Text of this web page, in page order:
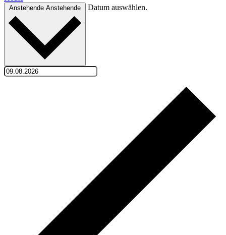
Anstehende Anstehende Datum auswählen.